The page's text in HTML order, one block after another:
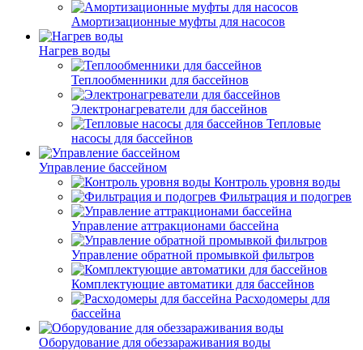
Амортизационные муфты для насосов
Нагрев воды
Теплообменники для бассейнов
Электронагреватели для бассейнов
Тепловые
насосы для бассейнов
Управление бассейном
Контроль уровня воды
Фильтрация и подогрев
Управление аттракционами бассейна
Управление обратной промывкой фильтров
Комплектующие автоматики для бассейнов
Расходомеры для
бассейна
Оборудование для обеззараживания воды